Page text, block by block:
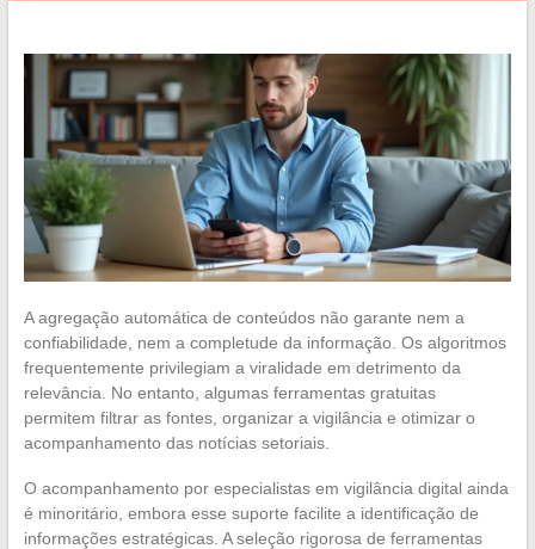
A agregação automática de conteúdos não garante nem a
confiabilidade, nem a completude da informação. Os algoritmos
frequentemente privilegiam a viralidade em detrimento da
relevância. No entanto, algumas ferramentas gratuitas
permitem filtrar as fontes, organizar a vigilância e otimizar o
acompanhamento das notícias setoriais.
O acompanhamento por especialistas em vigilância digital ainda
é minoritário, embora esse suporte facilite a identificação de
informações estratégicas. A seleção rigorosa de ferramentas